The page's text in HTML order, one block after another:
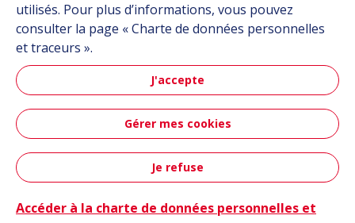
Instagram
Plan du site
utilisés. Pour plus d’informations, vous pouvez
consulter la page « Charte de données personnelles
et traceurs ».
J'accepte
Gérer mes cookies
Je refuse
Accéder à la charte de données personnelles et